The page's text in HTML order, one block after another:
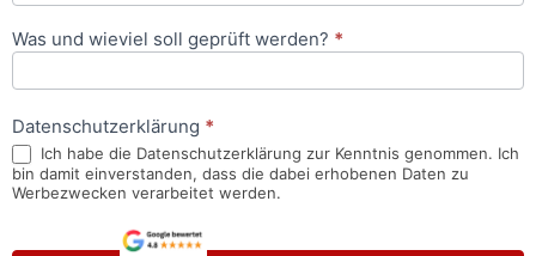
Was und wieviel soll geprüft werden? *
Datenschutzerklärung *
Ich habe die Datenschutzerklärung zur Kenntnis genommen. Ich
bin damit einverstanden, dass die dabei erhobenen Daten zu
Werbezwecken verarbeitet werden.